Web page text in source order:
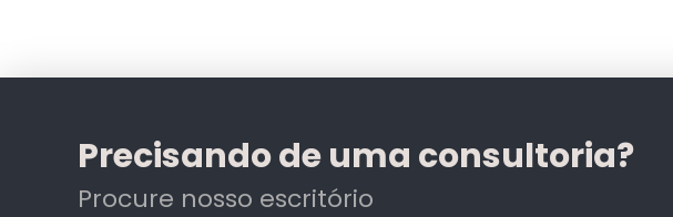
Precisando de uma consultoria?
Procure nosso escritório